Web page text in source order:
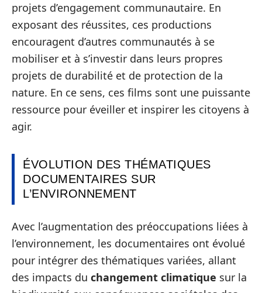
projets d’engagement communautaire. En
exposant des réussites, ces productions
encouragent d’autres communautés à se
mobiliser et à s’investir dans leurs propres
projets de durabilité et de protection de la
nature. En ce sens, ces films sont une puissante
ressource pour éveiller et inspirer les citoyens à
agir.
ÉVOLUTION DES THÉMATIQUES
DOCUMENTAIRES SUR
L’ENVIRONNEMENT
Avec l’augmentation des préoccupations liées à
l’environnement, les documentaires ont évolué
pour intégrer des thématiques variées, allant
des impacts du changement climatique sur la